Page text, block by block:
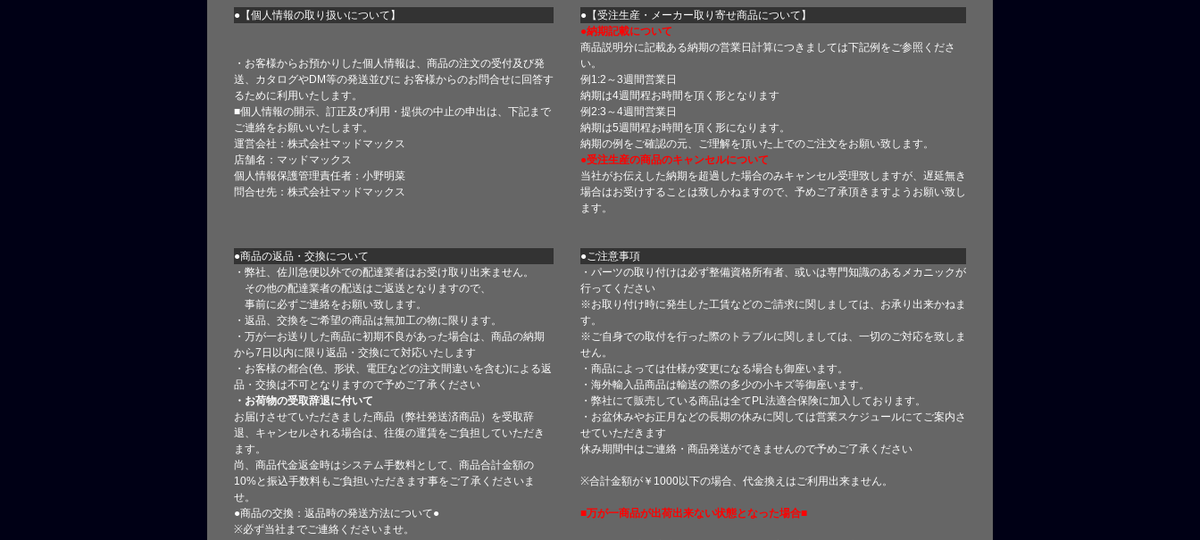
●【個人情報の取り扱いについて】 ●【受注生産・メーカー取り寄せ商品について】
・お客様からお預かりした個人情報は、商品の注文の受付及び発
送、カタログやDM等の発送並びに お客様からのお問合せに回答す
るために利用いたします。
■個人情報の開示、訂正及び利用・提供の中止の申出は、下記まで
ご連絡をお願いいたします。
運営会社：株式会社マッドマックス
店舗名：マッドマックス
個人情報保護管理責任者：小野明菜
問合せ先：株式会社マッドマックス
●納期記載について
商品説明分に記載ある納期の営業日計算につきましては下記例をご参照くださ
い。
例1:2～3週間営業日
納期は4週間程お時間を頂く形となります
例2:3～4週間営業日
納期は5週間程お時間を頂く形になります。
納期の例をご確認の元、ご理解を頂いた上でのご注文をお願い致します。
●受注生産の商品のキャンセルについて
当社がお伝えした納期を超過した場合のみキャンセル受理致しますが、遅延無き
場合はお受けすることは致しかねますので、予めご了承頂きますようお願い致し
ます。
●商品の返品・交換について
●ご注意事項
・弊社、佐川急便以外での配達業者はお受け取り出来ません。
その他の配達業者の配送はご返送となりますので、
事前に必ずご連絡をお願い致します。
・返品、交換をご希望の商品は無加工の物に限ります。
・万が一お送りした商品に初期不良があった場合は、商品の納期
から7日以内に限り返品・交換にて対応いたします
・お客様の都合(色、形状、電圧などの注文間違いを含む)による返
品・交換は不可となりますので予めご了承ください
・お荷物の受取辞退に付いて
お届けさせていただきました商品（弊社発送済商品）を受取辞
退、キャンセルされる場合は、往復の運賃をご負担していただき
ます。
尚、商品代金返金時はシステム手数料として、商品合計金額の
10%と振込手数料もご負担いただきます事をご了承くださいま
せ。
●商品の交換：返品時の発送方法について●
※必ず当社までご連絡くださいませ。
・パーツの取り付けは必ず整備資格所有者、或いは専門知識のあるメカニックが
行ってください
※お取り付け時に発生した工賃などのご請求に関しましては、お承り出来かねま
す。
※ご自身での取付を行った際のトラブルに関しましては、一切のご対応を致しま
せん。
・商品によっては仕様が変更になる場合も御座います。
・海外輸入品商品は輸送の際の多少の小キズ等御座います。
・弊社にて販売している商品は全てPL法適合保険に加入しております。
・お盆休みやお正月などの長期の休みに関しては営業スケジュールにてご案内さ
せていただきます
休み期間中はご連絡・商品発送ができませんので予めご了承ください
※合計金額が￥1000以下の場合、代金換えはご利用出来ません。
■万が一商品が出荷出来ない状態となった場合■